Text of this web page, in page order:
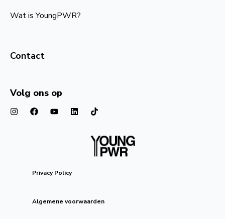
Wat is YoungPWR?
Contact
Volg ons op
Privacy Policy
Algemene voorwaarden